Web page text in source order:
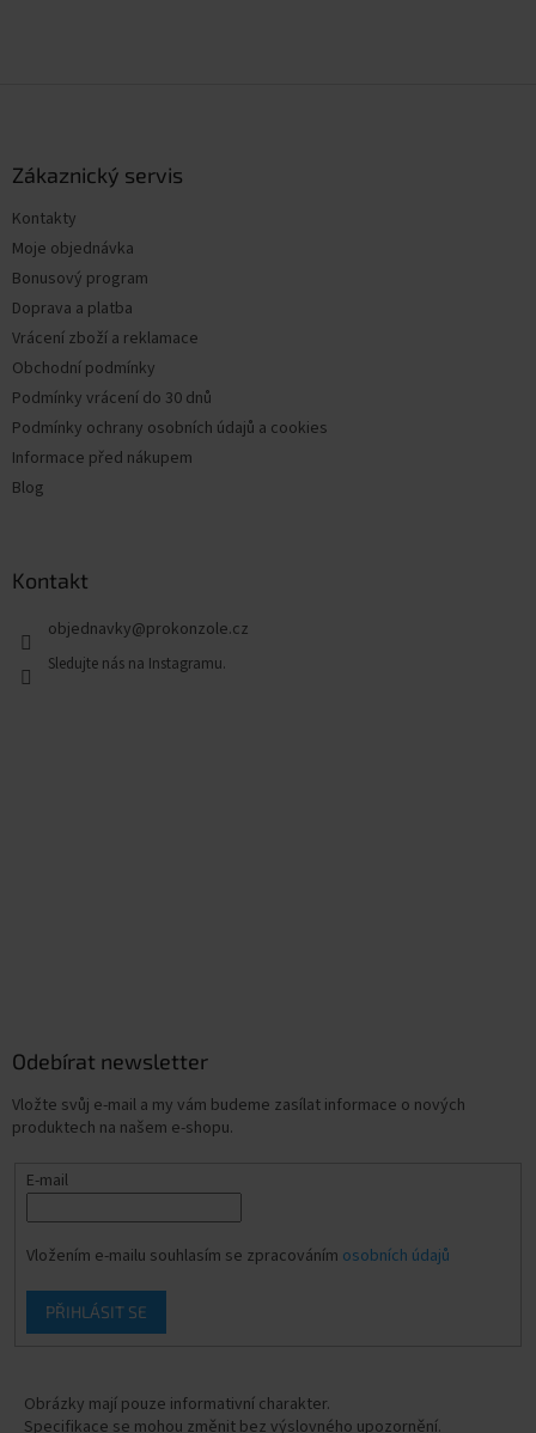
Zákaznický servis
Kontakty
Moje objednávka
Bonusový program
Doprava a platba
Vrácení zboží a reklamace
Obchodní podmínky
Podmínky vrácení do 30 dnů
Podmínky ochrany osobních údajů a cookies
Informace před nákupem
Blog
Kontakt
objednavky@prokonzole.cz
Odebírat newsletter
Vložte svůj e-mail a my vám budeme zasílat informace o nových
produktech na našem e-shopu.
E-mail
Vložením e-mailu souhlasím se zpracováním osobních údajů
PŘIHLÁSIT SE
Obrázky mají pouze informativní charakter.
Specifikace se mohou změnit bez výslovného upozornění.